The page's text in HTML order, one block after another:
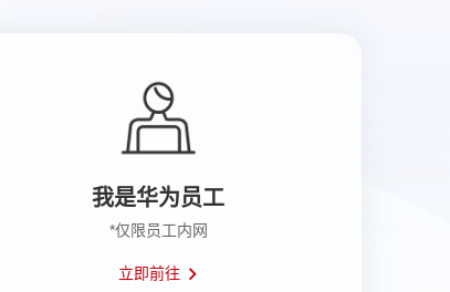
我是华为员工
*仅限员工内网
立即前往